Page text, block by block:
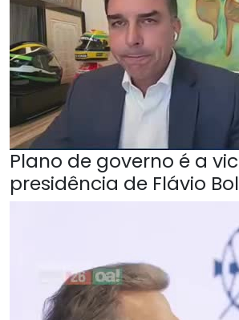
Plano de governo é a
presidência de Flávio